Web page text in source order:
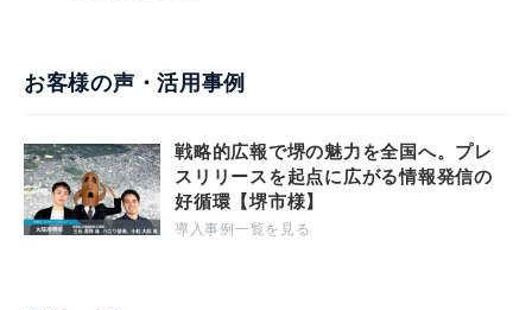
お客様の声・活用事例
戦略的広報で堺の魅力を全国へ。プレ
スリリースを起点に広がる情報発信の
好循環【堺市様】
導入事例一覧を見る